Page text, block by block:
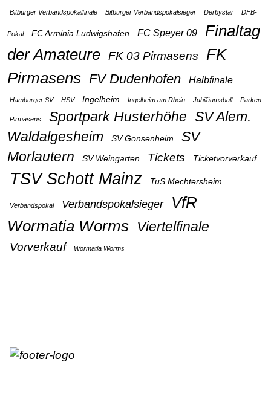
Bitburger Verbandspokalfinale Bitburger Verbandspokalsieger Derbystar DFB-
Pokal FC Arminia Ludwigshafen FC Speyer 09
Finaltag
der Amateure FK 03 Pirmasens
FK
Pirmasens FV Dudenhofen Halbfinale
Hamburger SV HSV Ingelheim Ingelheim am Rhein Jubiläumsball Parken
Pirmasens Sportpark Husterhöhe SV Alem.
Waldalgesheim
SV Gonsenheim
SV
Morlautern
SV Weingarten Tickets Ticketvorverkauf
TSV Schott Mainz TuS Mechtersheim
Verbandspokal Verbandspokalsieger
VfR
Wormatia Worms Viertelfinale
Vorverkauf Wormatia Worms